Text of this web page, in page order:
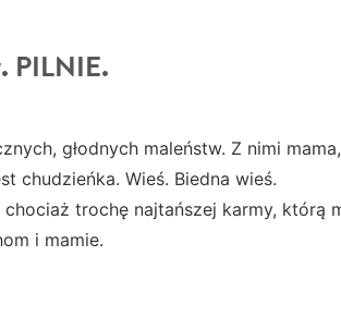
PILNIE.
głodnych maleństw. Z nimi
chudzieńka. Wieś. Biedna wieś.
trochę najtańszej karmy, którą
i mamie.